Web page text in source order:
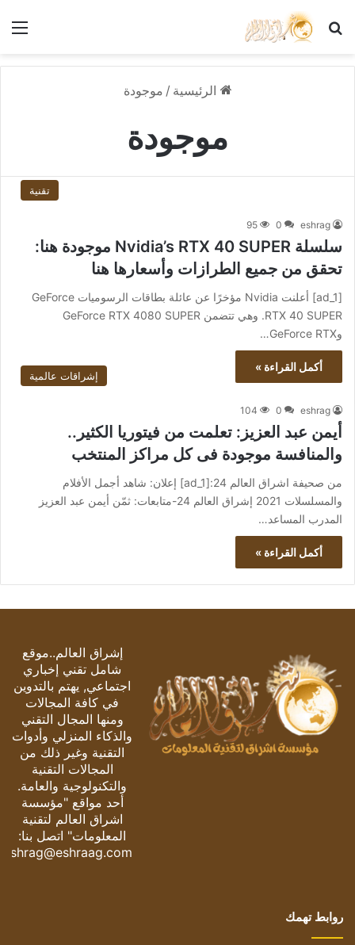
بحث عن
الرئيسية / موجودة
موجودة
تقنية
eshrag
0
95
سلسلة Nvidia’s RTX 40 SUPER موجودة هنا:
تحقق من جميع الطرازات وأسعارها هنا
[ad_1] أعلنت Nvidia مؤخرًا عن عائلة بطاقات الرسوميات GeForce
RTX 40 SUPER. وهي تتضمن GeForce RTX 4080 SUPER
وGeForce RTX…
أكمل القراءة »
إشراقات عالمية
eshrag
0
104
أيمن عبد العزيز: تعلمت من فيتوريا الكثير..
والمنافسة موجودة فى كل مراكز المنتخب
من صحيفة اشراق العالم 24:[ad_1] إعلان: شاهد أجمل الأفلام
والمسلسلات 2021 إشراق العالم 24-متابعات: ثمّن أيمن عبد العزيز
المدرب المساعد…
أكمل القراءة »
إشراق العالم..موقع
شامل تقني إخباري
اجتماعي, يهتم بالتدوين
في كافة المجالات
ومنها المجال التقني
والذكاء المنزلي وأدوات
التقنية وغير ذلك من
المجالات التقنية
والتكنولوجية والعامة.
أحد مواقع "مؤسسة
اشراق العالم لتقنية
المعلومات" اتصل بنا:
eshrag@eshraag.com
روابط تهمك